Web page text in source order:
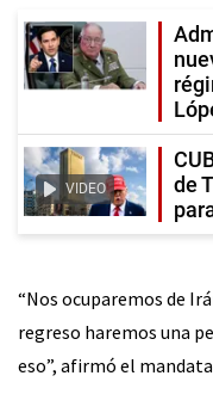
VIDEO
de
“Nos ocuparemos de
regreso haremos una
eso”, afirmó el